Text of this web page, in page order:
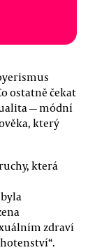
ostatně čekat
— módní
který
která
zdraví